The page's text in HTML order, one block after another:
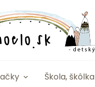
Škola, škôlka